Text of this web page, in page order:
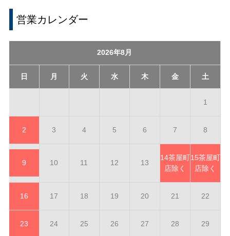
営業カレンダー
2026年8月
日 月 火 水 木 金 土
1
2 3 4 5 6 7 8
9 10 11 12 13
14茶屋町
店除く
15茶屋町
店除く
16 17 18 19 20 21 22
23 24 25 26 27 28 29